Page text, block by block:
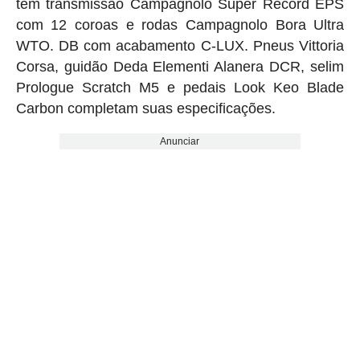
tem transmissão Campagnolo Super Record EPS
com 12 coroas e rodas Campagnolo Bora Ultra
WTO. DB com acabamento C-LUX. Pneus Vittoria
Corsa, guidão Deda Elementi Alanera DCR, selim
Prologue Scratch M5 e pedais Look Keo Blade
Carbon completam suas especificações.
Anunciar